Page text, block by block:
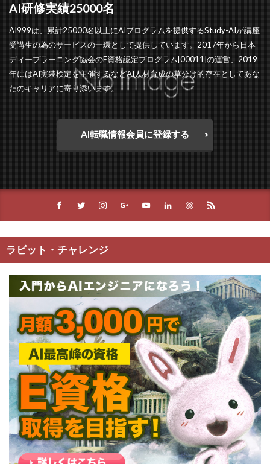
AI研修実績25000名
AI999は、累計25000名以上にAIプログラムを提供するStudy-AIが講座
受講生の為のサービスの一環として提供しています。2017年から日本
ディープラーニング協会のE資格認定プログラム[00011]の運営、2019
年にはAI実装検定を主催するなどAI人材育成の草分け的存在としてあな
たのキャリアに寄り添います。
AI転職情報会員に登録する
ラビット・チャレンジ